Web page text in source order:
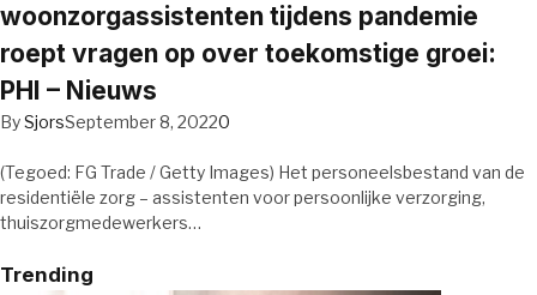
woonzorgassistenten tijdens pandemie
roept vragen op over toekomstige groei:
PHI – Nieuws
BySjorsSeptember 8, 20220
(Tegoed: FG Trade / Getty Images) Het personeelsbestand van de
residentiële zorg – assistenten voor persoonlijke verzorging,
thuiszorgmedewerkers…
Trending